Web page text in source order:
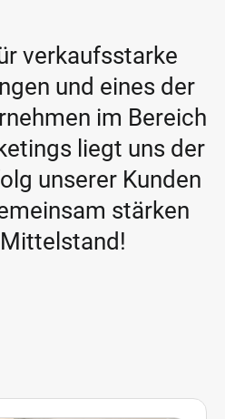
verkaufsstarke
und eines der
im Bereich
liegt uns der
unserer Kunden
stärken